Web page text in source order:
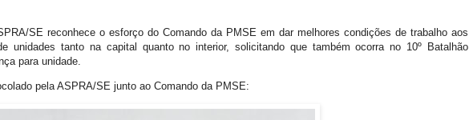
SE reconhece o esforço do Comando da PMSE em dar melhores condições de trabalho aos
unidades tanto na capital quanto no interior, solicitando que também ocorra no 10º Batalhão
para unidade.
pela ASPRA/SE junto ao Comando da PMSE: